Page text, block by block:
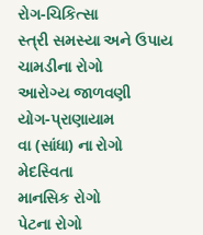
પુષ્યનક્ષત્ર
બાલકનો
વિકાસ
બાળકને
તંદુરસ્ત
બનાવો
રોગ-ચિકિત્સા
સ્ત્રી સમસ્યા અને ઉપાય
ચામડીના રોગો
આરોગ્ય જાળવણી
યોગ-પ્રાણાયામ
વા (સાંધા) ના રોગો
મેદસ્વિતા
માનસિક રોગો
પેટના રોગો